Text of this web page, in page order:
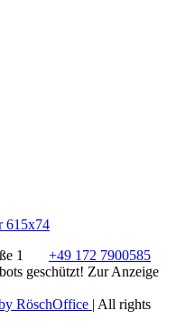
1
+49 172 7900585
geschützt! Zur Anzeige
RöschOffice | All rights